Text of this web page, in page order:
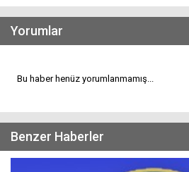
Yorumlar
Bu haber henüz yorumlanmamış...
Benzer Haberler